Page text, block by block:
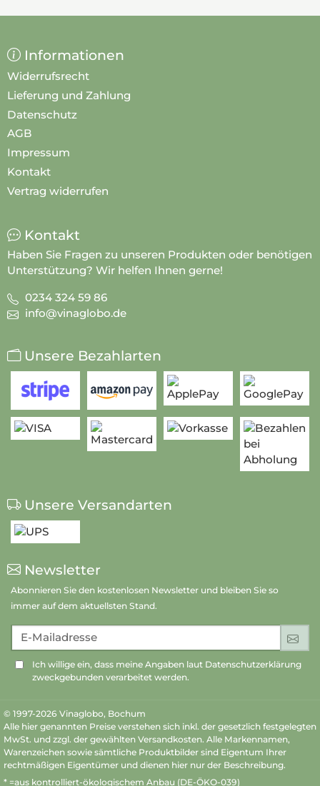
Informationen
Widerrufsrecht
Lieferung und Zahlung
Datenschutz
AGB
Impressum
Kontakt
Vertrag widerrufen
Kontakt
Haben Sie Fragen zu unseren Produkten oder benötigen
Unterstützung? Wir helfen Ihnen gerne!
0234 324 59 86
info@vinaglobo.de
Unsere Bezahlarten
Unsere Versandarten
Newsletter
Abonnieren Sie den kostenlosen Newsletter und bleiben Sie so
immer auf dem aktuellsten Stand.
E-Mailadresse
Ich willige ein, dass meine Angaben laut Datenschutzerklärung
zweckgebunden verarbeitet werden.
© 1997-2026 Vinaglobo, Bochum
Alle hier genannten Preise verstehen sich inkl. der gesetzlich festgelegten
MwSt. und zzgl. der gewählten Versandkosten. Alle Markennamen,
Warenzeichen sowie sämtliche Produktbilder sind Eigentum Ihrer
rechtmäßigen Eigentümer und dienen hier nur der Beschreibung.
* =aus kontrolliert-ökologischem Anbau (DE-ÖKO-039)